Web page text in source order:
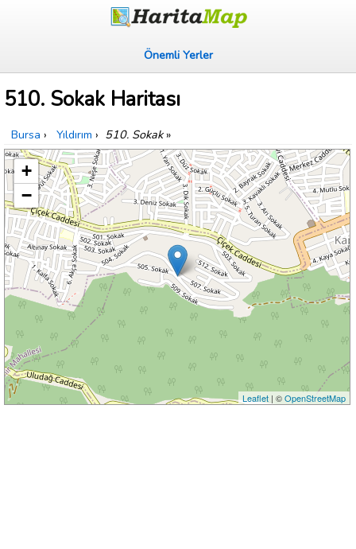
Önemli Yerler
510. Sokak Haritası
Bursa › Yıldırım › 510. Sokak»
+
−
Leaflet| ©OpenStreetMap